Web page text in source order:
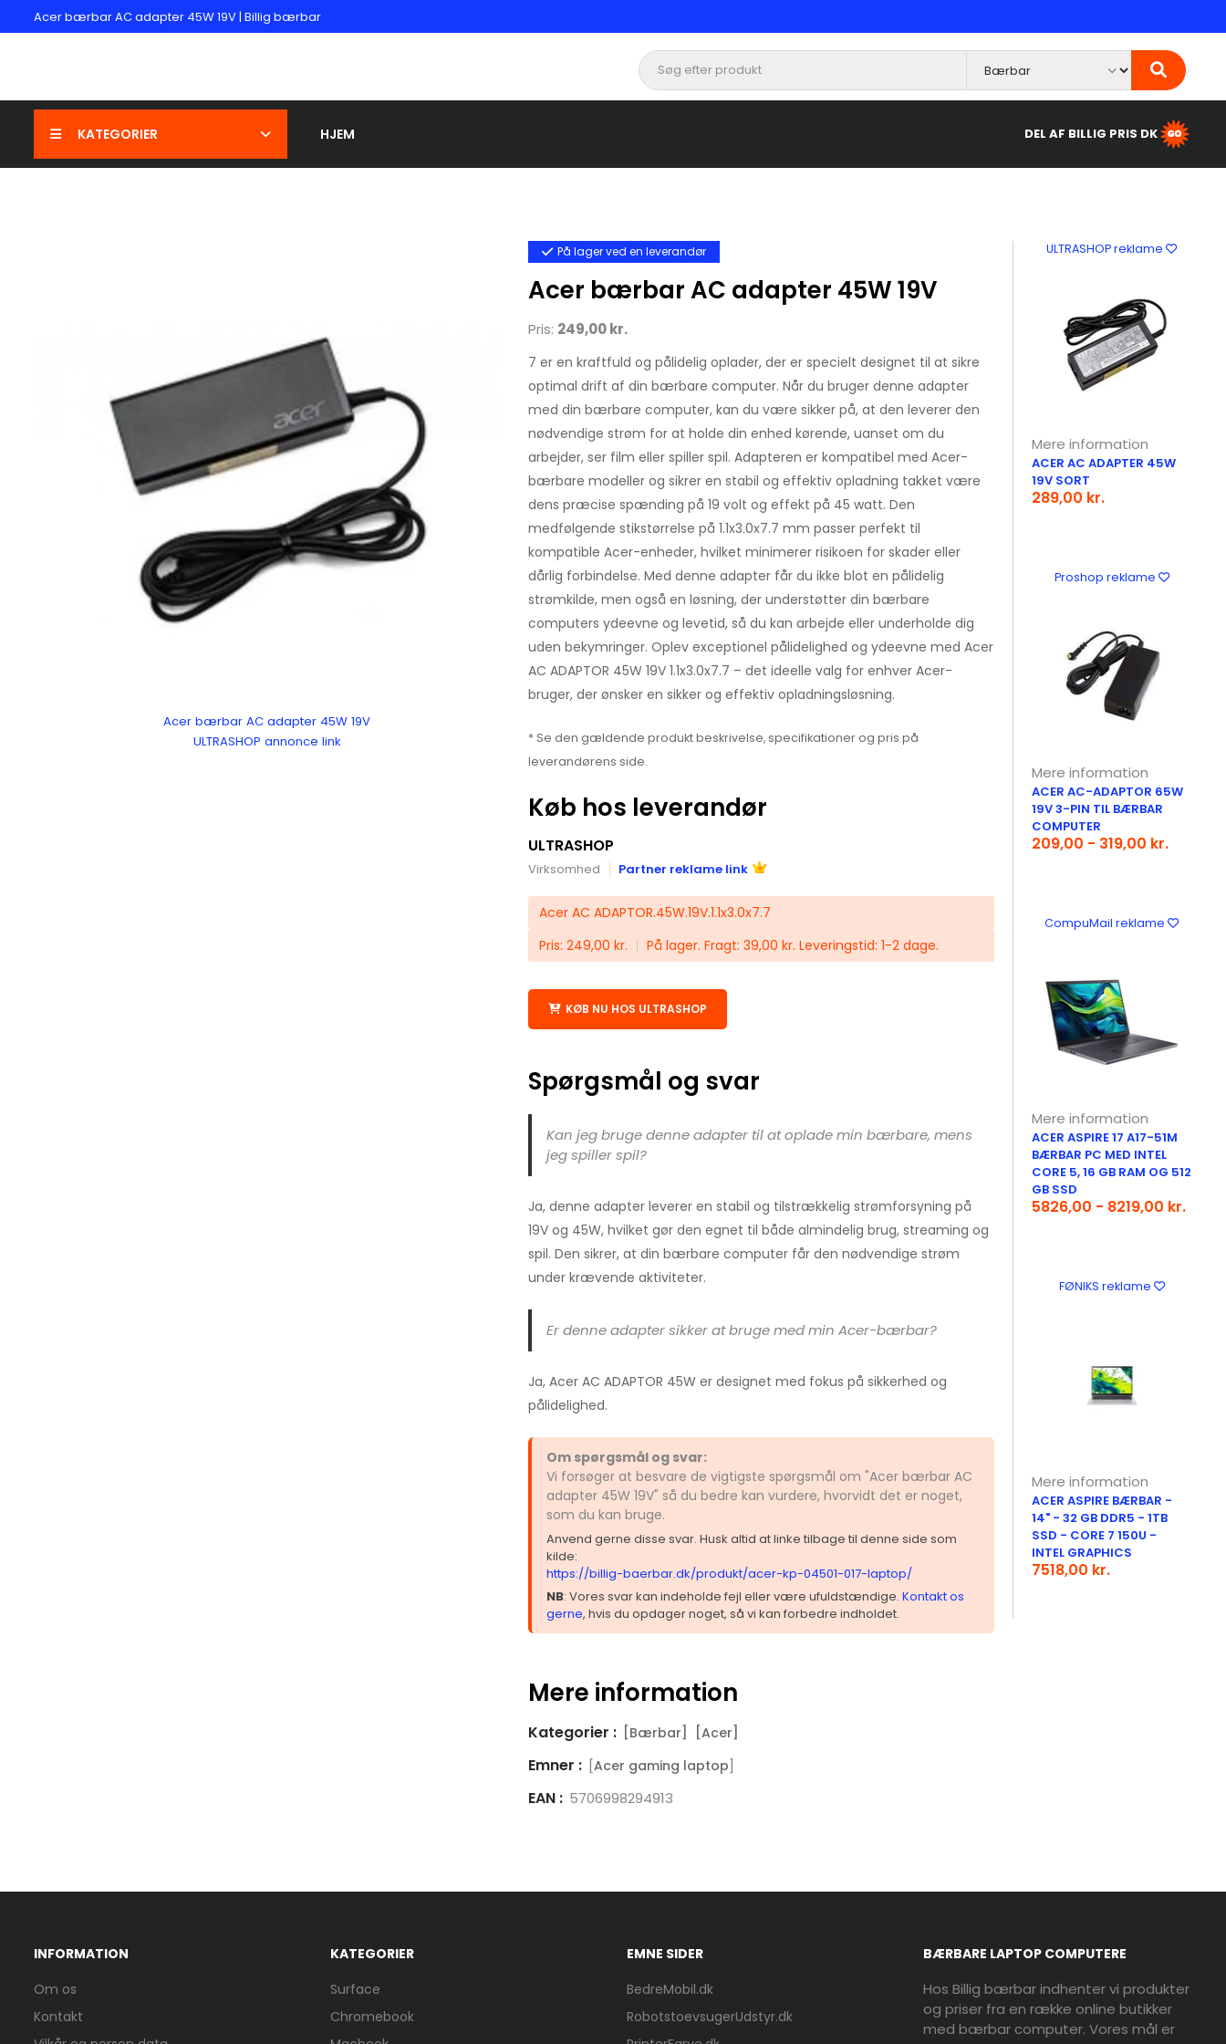
Acer bærbar AC adapter 45W 19V | Billig bærbar
KATEGORIER HJEM DEL AF BILLIG PRIS DK
Acer bærbar AC adapter 45W 19V
ULTRASHOP annonce link
På lager ved en leverandør
Acer bærbar AC adapter 45W 19V
Pris: 249,00 kr.
7 er en kraftfuld og pålidelig oplader, der er specielt designet til at sikre
optimal drift af din bærbare computer. Når du bruger denne adapter
med din bærbare computer, kan du være sikker på, at den leverer den
nødvendige strøm for at holde din enhed kørende, uanset om du
arbejder, ser film eller spiller spil. Adapteren er kompatibel med Acer-
bærbare modeller og sikrer en stabil og effektiv opladning takket være
dens præcise spænding på 19 volt og effekt på 45 watt. Den
medfølgende stikstørrelse på 1.1x3.0x7.7 mm passer perfekt til
kompatible Acer-enheder, hvilket minimerer risikoen for skader eller
dårlig forbindelse. Med denne adapter får du ikke blot en pålidelig
strømkilde, men også en løsning, der understøtter din bærbare
computers ydeevne og levetid, så du kan arbejde eller underholde dig
uden bekymringer. Oplev exceptionel pålidelighed og ydeevne med Acer
AC ADAPTOR 45W 19V 1.1x3.0x7.7 – det ideelle valg for enhver Acer-
bruger, der ønsker en sikker og effektiv opladningsløsning.
* Se den gældende produkt beskrivelse, specifikationer og pris på
leverandørens side.
Køb hos leverandør
ULTRASHOP
Virksomhed Partner reklame link
Acer AC ADAPTOR.45W.19V.1.1x3.0x7.7
Pris: 249,00 kr.
På lager. Fragt: 39,00 kr. Leveringstid: 1-2 dage.
KØB NU HOS ULTRASHOP
Spørgsmål og svar
Kan jeg bruge denne adapter til at oplade min bærbare, mens
jeg spiller spil?
Ja, denne adapter leverer en stabil og tilstrækkelig strømforsyning på
19V og 45W, hvilket gør den egnet til både almindelig brug, streaming og
spil. Den sikrer, at din bærbare computer får den nødvendige strøm
under krævende aktiviteter.
Er denne adapter sikker at bruge med min Acer-bærbar?
Ja, Acer AC ADAPTOR 45W er designet med fokus på sikkerhed og
pålidelighed.
Om spørgsmål og svar:
Vi forsøger at besvare de vigtigste spørgsmål om "Acer bærbar AC
adapter 45W 19V" så du bedre kan vurdere, hvorvidt det er noget,
som du kan bruge.
Anvend gerne disse svar. Husk altid at linke tilbage til denne side som
kilde:
https://billig-baerbar.dk/produkt/acer-kp-04501-017-laptop/
NB: Vores svar kan indeholde fejl eller være ufuldstændige. Kontakt os
gerne, hvis du opdager noget, så vi kan forbedre indholdet.
Mere information
Kategorier : [Bærbar] [Acer]
Emner : [Acer gaming laptop]
EAN : 5706998294913
ULTRASHOP reklame
Mere information
ACER AC ADAPTER 45W
19V SORT
289,00 kr.
Proshop reklame
Mere information
ACER AC-ADAPTOR 65W
19V 3-PIN TIL BÆRBAR
COMPUTER
209,00 - 319,00 kr.
CompuMail reklame
Mere information
ACER ASPIRE 17 A17-51M
BÆRBAR PC MED INTEL
CORE 5, 16 GB RAM OG 512
GB SSD
5826,00 - 8219,00 kr.
FØNIKS reklame
Mere information
ACER ASPIRE BÆRBAR -
14" - 32 GB DDR5 - 1TB
SSD - CORE 7 150U -
INTEL GRAPHICS
7518,00 kr.
INFORMATION
Om os
Kontakt
KATEGORIER
Surface
Chromebook
EMNE SIDER
BedreMobil.dk
RobotstoevsugerUdstyr.dk
BÆRBARE LAPTOP COMPUTERE
Hos Billig bærbar indhenter vi produkter
og priser fra en række online butikker
med bærbar computer. Vores mål er